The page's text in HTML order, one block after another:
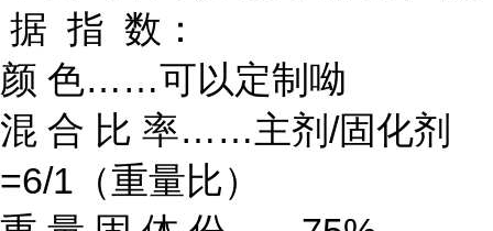
据 指 数：
颜 色……可以定制呦
混 合 比 率……主剂/固化剂
=6/1（重量比）